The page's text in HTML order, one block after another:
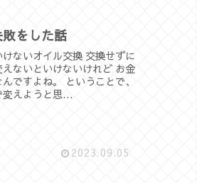
をした話
ないオイル交換 交換せずに
ないといけないけれど お金
ですよね。 ということで、
えようと思...
2023.09.05